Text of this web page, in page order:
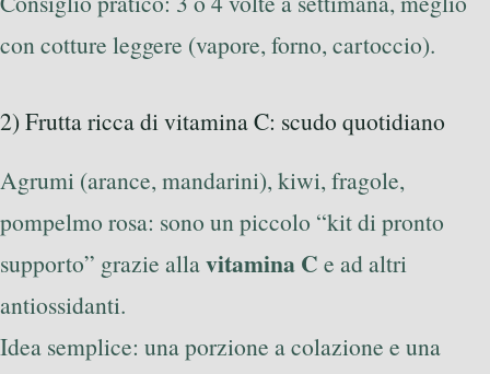
con cotture leggere (vapore, forno, cartoccio).
2) Frutta ricca di vitamina C: scudo quotidiano
Agrumi (arance, mandarini), kiwi, fragole,
pompelmo rosa: sono un piccolo “kit di pronto
supporto” grazie allavitamina C e ad altri
antiossidanti.
Idea semplice: una porzione a colazione e una